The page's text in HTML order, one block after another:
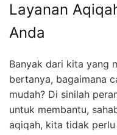
Layanan
Anda
Banyak dari kita yang
bertanya, bagaimana
mudah? Di sinilah
untuk membantu,
aqiqah, kita tidak